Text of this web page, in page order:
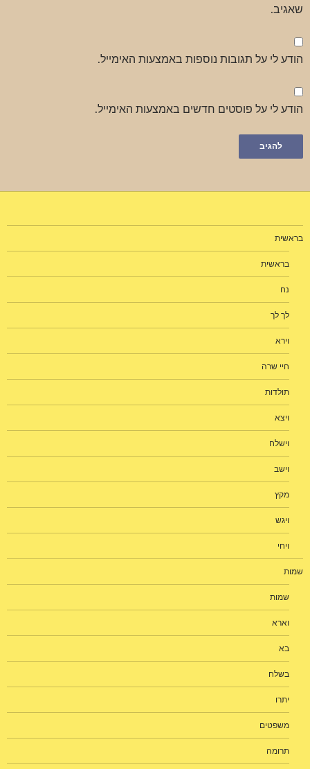
שאגיב.
הודע לי על תגובות נוספות באמצעות האימייל.
הודע לי על פוסטים חדשים באמצעות האימייל.
בראשית
בראשית
נח
לך לך
וירא
חיי שרה
תולדות
ויצא
וישלח
וישב
מקץ
ויגש
ויחי
שמות
שמות
וארא
בא
בשלח
יתרו
משפטים
תרומה